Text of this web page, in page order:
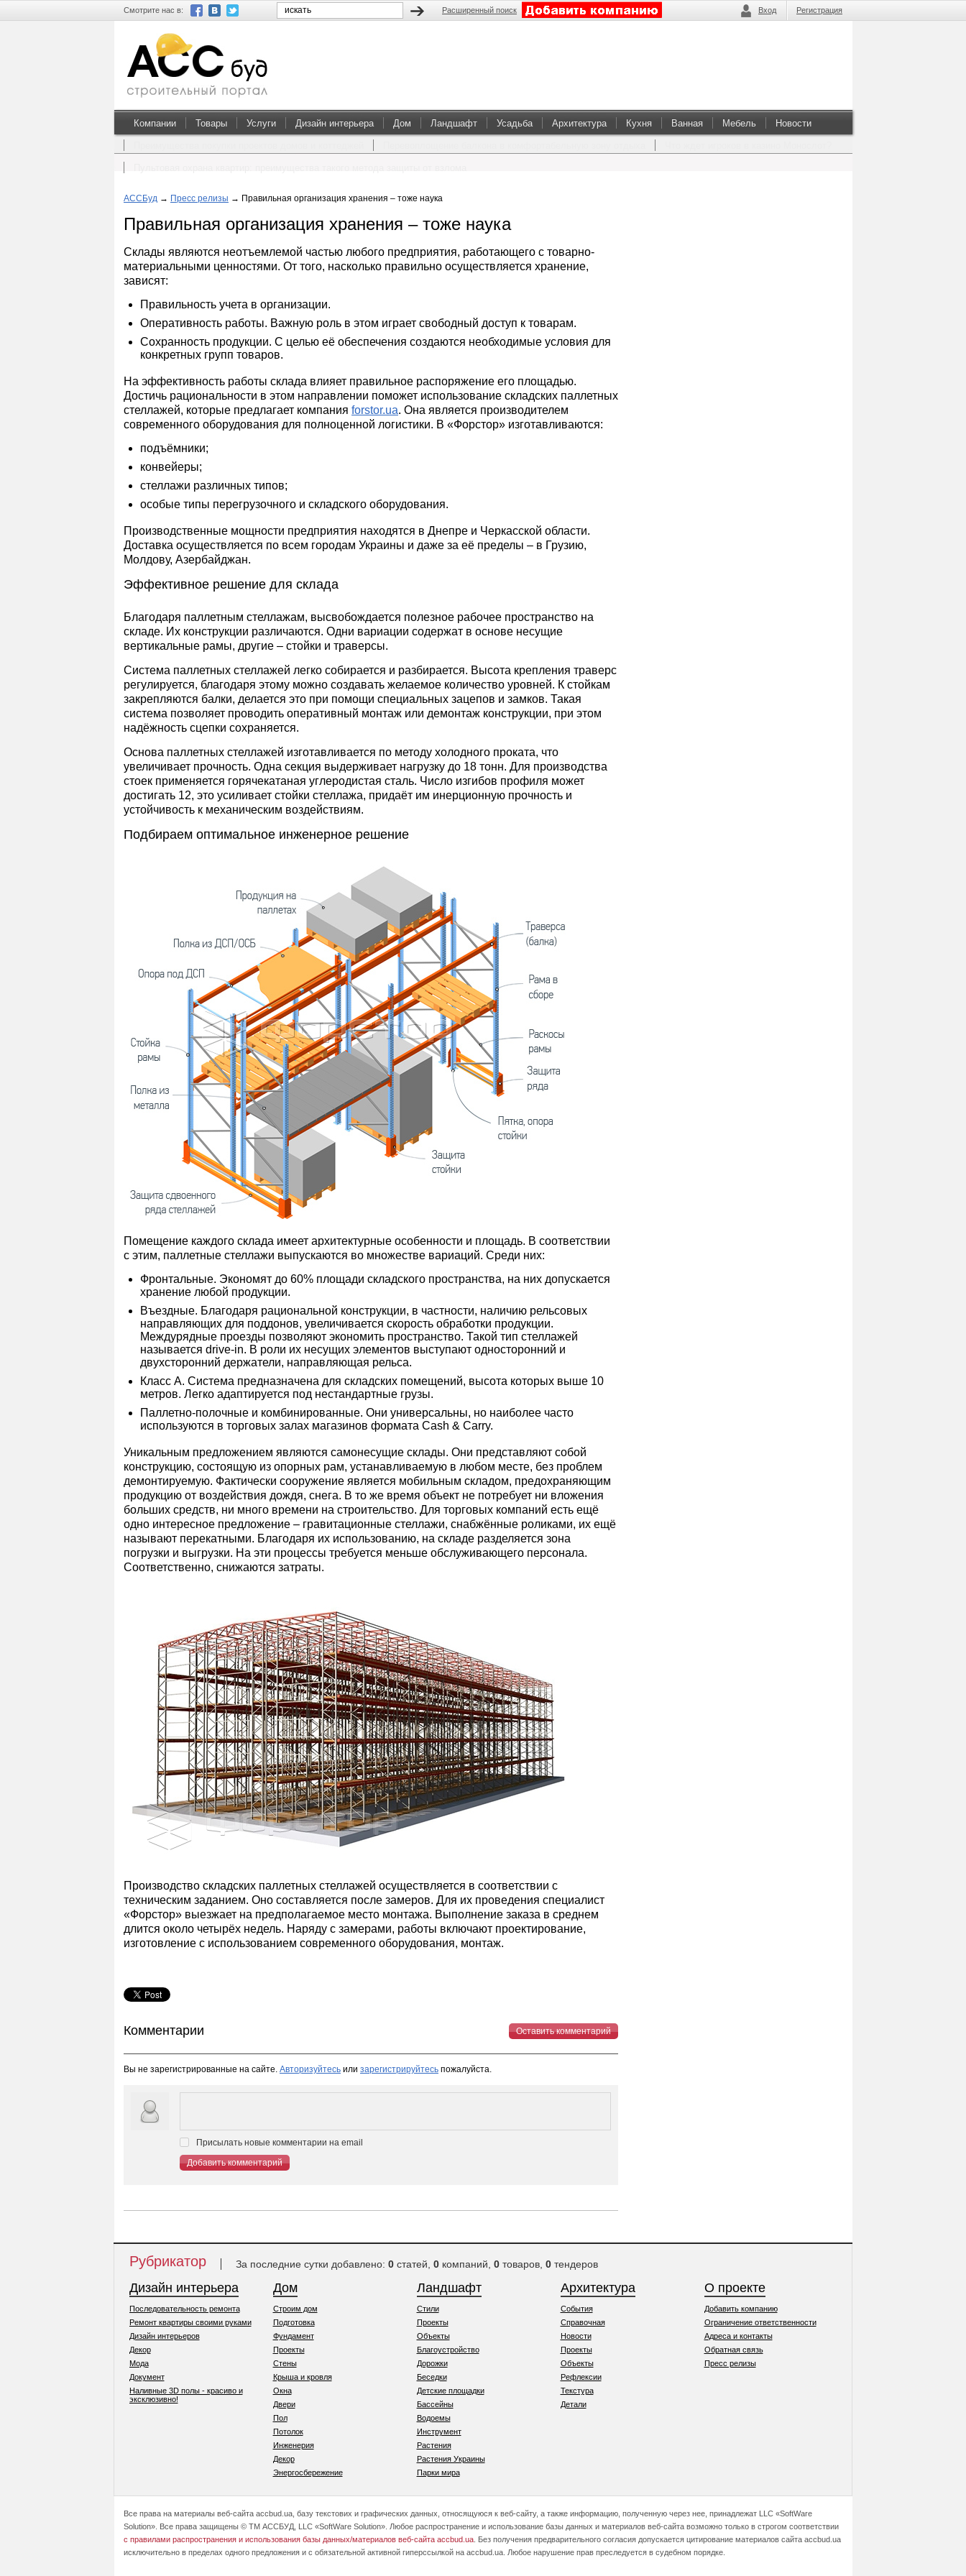
Смотрите нас в: Расширенный поиск Вход Регистрация
Компании Товары Услуги Дизайн интерьера Дом Ландшафт Усадьба Архитектура Кухня Ванная Мебель Новости
АССБуд → Пресс релизы → Правильная организация хранения – тоже наука
Правильная организация хранения – тоже наука
Склады являются неотъемлемой частью любого предприятия, работающего с товарно-
материальными ценностями. От того, насколько правильно осуществляется хранение,
зависят:
Правильность учета в организации.
Оперативность работы. Важную роль в этом играет свободный доступ к товарам.
Сохранность продукции. С целью её обеспечения создаются необходимые условия для
конкретных групп товаров.
На эффективность работы склада влияет правильное распоряжение его площадью.
Достичь рациональности в этом направлении поможет использование складских паллетных
стеллажей, которые предлагает компания forstor.ua. Она является производителем
современного оборудования для полноценной логистики. В «Форстор» изготавливаются:
подъёмники;
конвейеры;
стеллажи различных типов;
особые типы перегрузочного и складского оборудования.
Производственные мощности предприятия находятся в Днепре и Черкасской области.
Доставка осуществляется по всем городам Украины и даже за её пределы – в Грузию,
Молдову, Азербайджан.
Эффективное решение для склада
Благодаря паллетным стеллажам, высвобождается полезное рабочее пространство на
складе. Их конструкции различаются. Одни вариации содержат в основе несущие
вертикальные рамы, другие – стойки и траверсы.
Система паллетных стеллажей легко собирается и разбирается. Высота крепления траверс
регулируется, благодаря этому можно создавать желаемое количество уровней. К стойкам
закрепляются балки, делается это при помощи специальных зацепов и замков. Такая
система позволяет проводить оперативный монтаж или демонтаж конструкции, при этом
надёжность сцепки сохраняется.
Основа паллетных стеллажей изготавливается по методу холодного проката, что
увеличивает прочность. Одна секция выдерживает нагрузку до 18 тонн. Для производства
стоек применяется горячекатаная углеродистая сталь. Число изгибов профиля может
достигать 12, это усиливает стойки стеллажа, придаёт им инерционную прочность и
устойчивость к механическим воздействиям.
Подбираем оптимальное инженерное решение
Помещение каждого склада имеет архитектурные особенности и площадь. В соответствии
с этим, паллетные стеллажи выпускаются во множестве вариаций. Среди них:
Фронтальные. Экономят до 60% площади складского пространства, на них допускается
хранение любой продукции.
Въездные. Благодаря рациональной конструкции, в частности, наличию рельсовых
направляющих для поддонов, увеличивается скорость обработки продукции.
Междурядные проезды позволяют экономить пространство. Такой тип стеллажей
называется drive-in. В роли их несущих элементов выступают односторонний и
двухсторонний держатели, направляющая рельса.
Класс А. Система предназначена для складских помещений, высота которых выше 10
метров. Легко адаптируется под нестандартные грузы.
Паллетно-полочные и комбинированные. Они универсальны, но наиболее часто
используются в торговых залах магазинов формата Cash & Carry.
Уникальным предложением являются самонесущие склады. Они представляют собой
конструкцию, состоящую из опорных рам, устанавливаемую в любом месте, без проблем
демонтируемую. Фактически сооружение является мобильным складом, предохраняющим
продукцию от воздействия дождя, снега. В то же время объект не потребует ни вложения
больших средств, ни много времени на строительство. Для торговых компаний есть ещё
одно интересное предложение – гравитационные стеллажи, снабжённые роликами, их ещё
называют перекатными. Благодаря их использованию, на складе разделяется зона
погрузки и выгрузки. На эти процессы требуется меньше обслуживающего персонала.
Соответственно, снижаются затраты.
Производство складских паллетных стеллажей осуществляется в соответствии с
техническим заданием. Оно составляется после замеров. Для их проведения специалист
«Форстор» выезжает на предполагаемое место монтажа. Выполнение заказа в среднем
длится около четырёх недель. Наряду с замерами, работы включают проектирование,
изготовление с использованием современного оборудования, монтаж.
Комментарии Оставить комментарий
Вы не зарегистрированные на сайте. Авторизуйтесь или зарегистрируйтесь пожалуйста.
Присылать новые комментарии на email
Добавить комментарий
Рубрикатор За последние сутки добавлено: 0статей, 0компаний, 0товаров, 0тендеров
Дизайн интерьера
Последовательность ремонта
Ремонт квартиры своими руками
Дизайн интерьеров
Декор
Мода
Документ
Наливные 3D полы - красиво и
эксклюзивно!
Дом
Строим дом
Подготовка
Фундамент
Проекты
Стены
Крыша и кровля
Окна
Двери
Пол
Потолок
Инженерия
Декор
Энергосбережение
Ландшафт
Стили
Проекты
Объекты
Благоустройство
Дорожки
Беседки
Детские площадки
Бассейны
Водоемы
Инструмент
Растения
Растения Украины
Парки мира
Архитектура
События
Справочная
Новости
Проекты
Объекты
Рефлексии
Текстура
Детали
О проекте
Добавить компанию
Ограничение ответственности
Адреса и контакты
Обратная связь
Пресс релизы
Все права на материалы веб-сайта accbud.ua, базу текстових и графических данных, относящуюся к веб-сайту, а также информацию, полученную через нее, принадлежат LLC «SoftWare
Solution». Все права защищены © ТМ АССБУД, LLC «SoftWare Solution». Любое распространение и использование базы данных и материалов веб-сайта возможно только в строгом соответствии
с правилами распространения и использования базы данных/материалов веб-сайта accbud.ua . Без получения предварительного согласия допускается цитирование материалов сайта accbud.ua
исключительно в пределах одного предложения и с обязательной активной гиперссылкой на accbud.ua. Любое нарушение прав преследуется в судебном порядке.